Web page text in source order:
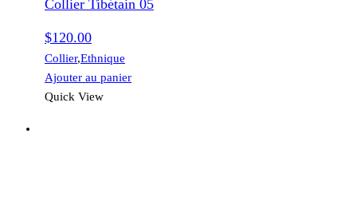
Collier Tibétain 05
$120.00
Collier,Ethnique
Ajouter au panier
Quick View